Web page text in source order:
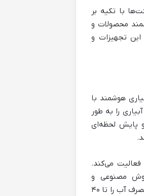
با تکیه بر
محصولات و
این تجهیزات و
هوشمند با
را به طور
و پایش لحظه‌ای
فعالیت می‌کند.
مصنوعی و
اپلیکیشن‌های موبایلی برای مدیریت از راه دور است. کشاورزان می‌توانند با استفاده از این سامانه‌ها، مصرف آب را تا ۴۰